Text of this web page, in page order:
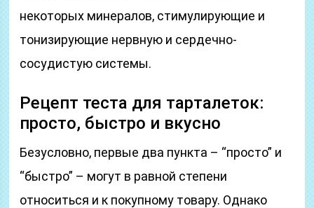
некоторых минералов, стимулирующие и
тонизирующие нервную и сердечно-
сосудистую системы.
Рецепт теста для тарталеток:
просто, быстро и вкусно
Безусловно, первые два пункта – “просто” и
“быстро” – могут в равной степени
относиться и к покупному товару. Однако